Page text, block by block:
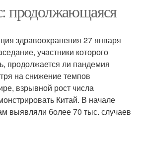
продолжающаяся
здравоохранения 27 января
участники которого
продолжается ли пандемия
на снижение темпов
взрывной рост числа
Китай. В начале
выявляли более 70 тыс. случаев